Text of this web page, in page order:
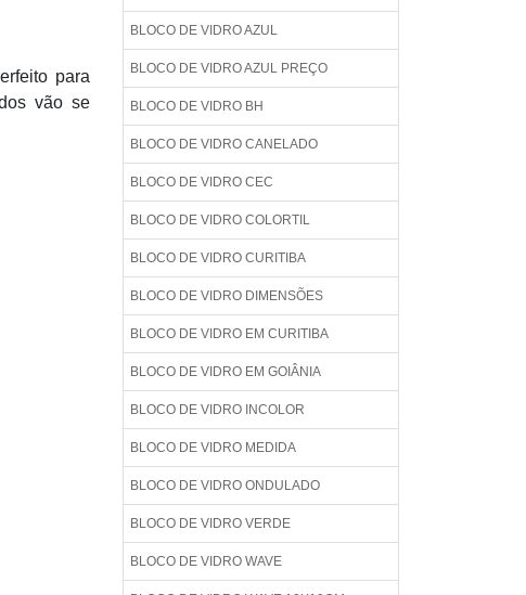
para
vão se
BLOCO DE VIDRO AZUL
BLOCO DE VIDRO AZUL PREÇO
BLOCO DE VIDRO BH
BLOCO DE VIDRO CANELADO
BLOCO DE VIDRO CEC
BLOCO DE VIDRO COLORTIL
BLOCO DE VIDRO CURITIBA
BLOCO DE VIDRO DIMENSÕES
BLOCO DE VIDRO EM CURITIBA
BLOCO DE VIDRO EM GOIÂNIA
BLOCO DE VIDRO INCOLOR
BLOCO DE VIDRO MEDIDA
BLOCO DE VIDRO ONDULADO
BLOCO DE VIDRO VERDE
BLOCO DE VIDRO WAVE